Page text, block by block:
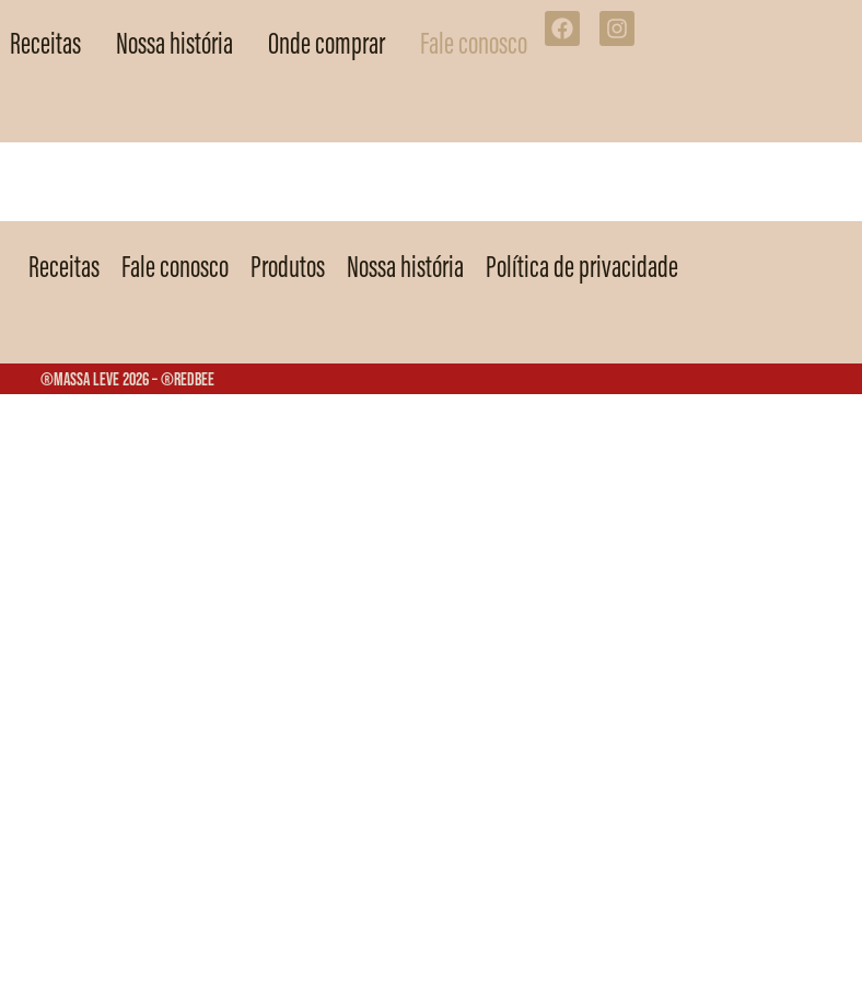
Receitas Nossa história Onde comprar Fale conosco
Receitas Fale conosco Produtos Nossa história Política de privacidade
®Massa Leve 2026 – ®Redbee